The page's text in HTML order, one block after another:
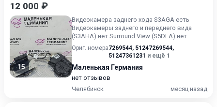
12 000 ₽
15
Видеокамера заднего хода S3AGA есть
Видеокамеры заднего и переднего вида
(S3AHA) нет Surround View (S5DLA) нет
Ориг. номера7269544, 51247269544,
51247361231 и ещё 1
Маленькая Германия
нет отзывов
Челябинск
месяц назад